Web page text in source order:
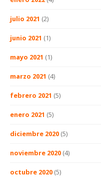
julio 2021 (2)
junio 2021 (1)
mayo 2021 (1)
marzo 2021 (4)
febrero 2021 (5)
enero 2021 (5)
diciembre 2020 (5)
noviembre 2020 (4)
octubre 2020 (5)